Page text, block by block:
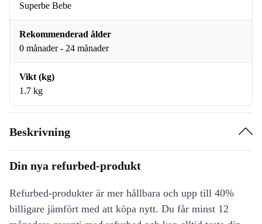
Superbe Bebe
Rekommenderad ålder
0 månader - 24 månader
Vikt (kg)
1.7 kg
Beskrivning
Din nya refurbed-produkt
Refurbed-produkter är mer hållbara och upp till 40%
billigare jämfört med att köpa nytt. Du får minst 12